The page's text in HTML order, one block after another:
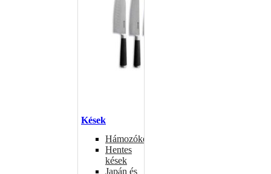
Kések
Hámozókések
Hentes
kések
Japán és